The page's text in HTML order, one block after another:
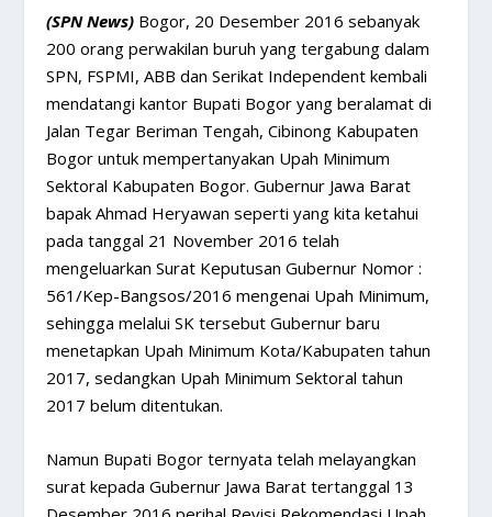
(SPN News) Bogor, 20 Desember 2016 sebanyak
200 orang perwakilan buruh yang tergabung dalam
SPN, FSPMI, ABB dan Serikat Independent kembali
mendatangi kantor Bupati Bogor yang beralamat di
Jalan Tegar Beriman Tengah, Cibinong Kabupaten
Bogor untuk mempertanyakan Upah Minimum
Sektoral Kabupaten Bogor. Gubernur Jawa Barat
bapak Ahmad Heryawan seperti yang kita ketahui
pada tanggal 21 November 2016 telah
mengeluarkan Surat Keputusan Gubernur Nomor :
561/Kep-Bangsos/2016 mengenai Upah Minimum,
sehingga melalui SK tersebut Gubernur baru
menetapkan Upah Minimum Kota/Kabupaten tahun
2017, sedangkan Upah Minimum Sektoral tahun
2017 belum ditentukan.
Namun Bupati Bogor ternyata telah melayangkan
surat kepada Gubernur Jawa Barat tertanggal 13